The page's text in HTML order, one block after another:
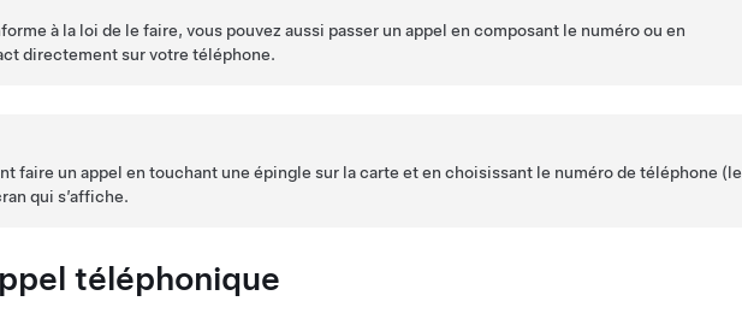
à la loi de le faire, vous pouvez aussi passer un appel en composant le numéro ou en
directement sur votre téléphone.
faire un appel en touchant une épingle sur la carte et en choisissant le numéro de téléphone (le
qui s’affiche.
téléphonique